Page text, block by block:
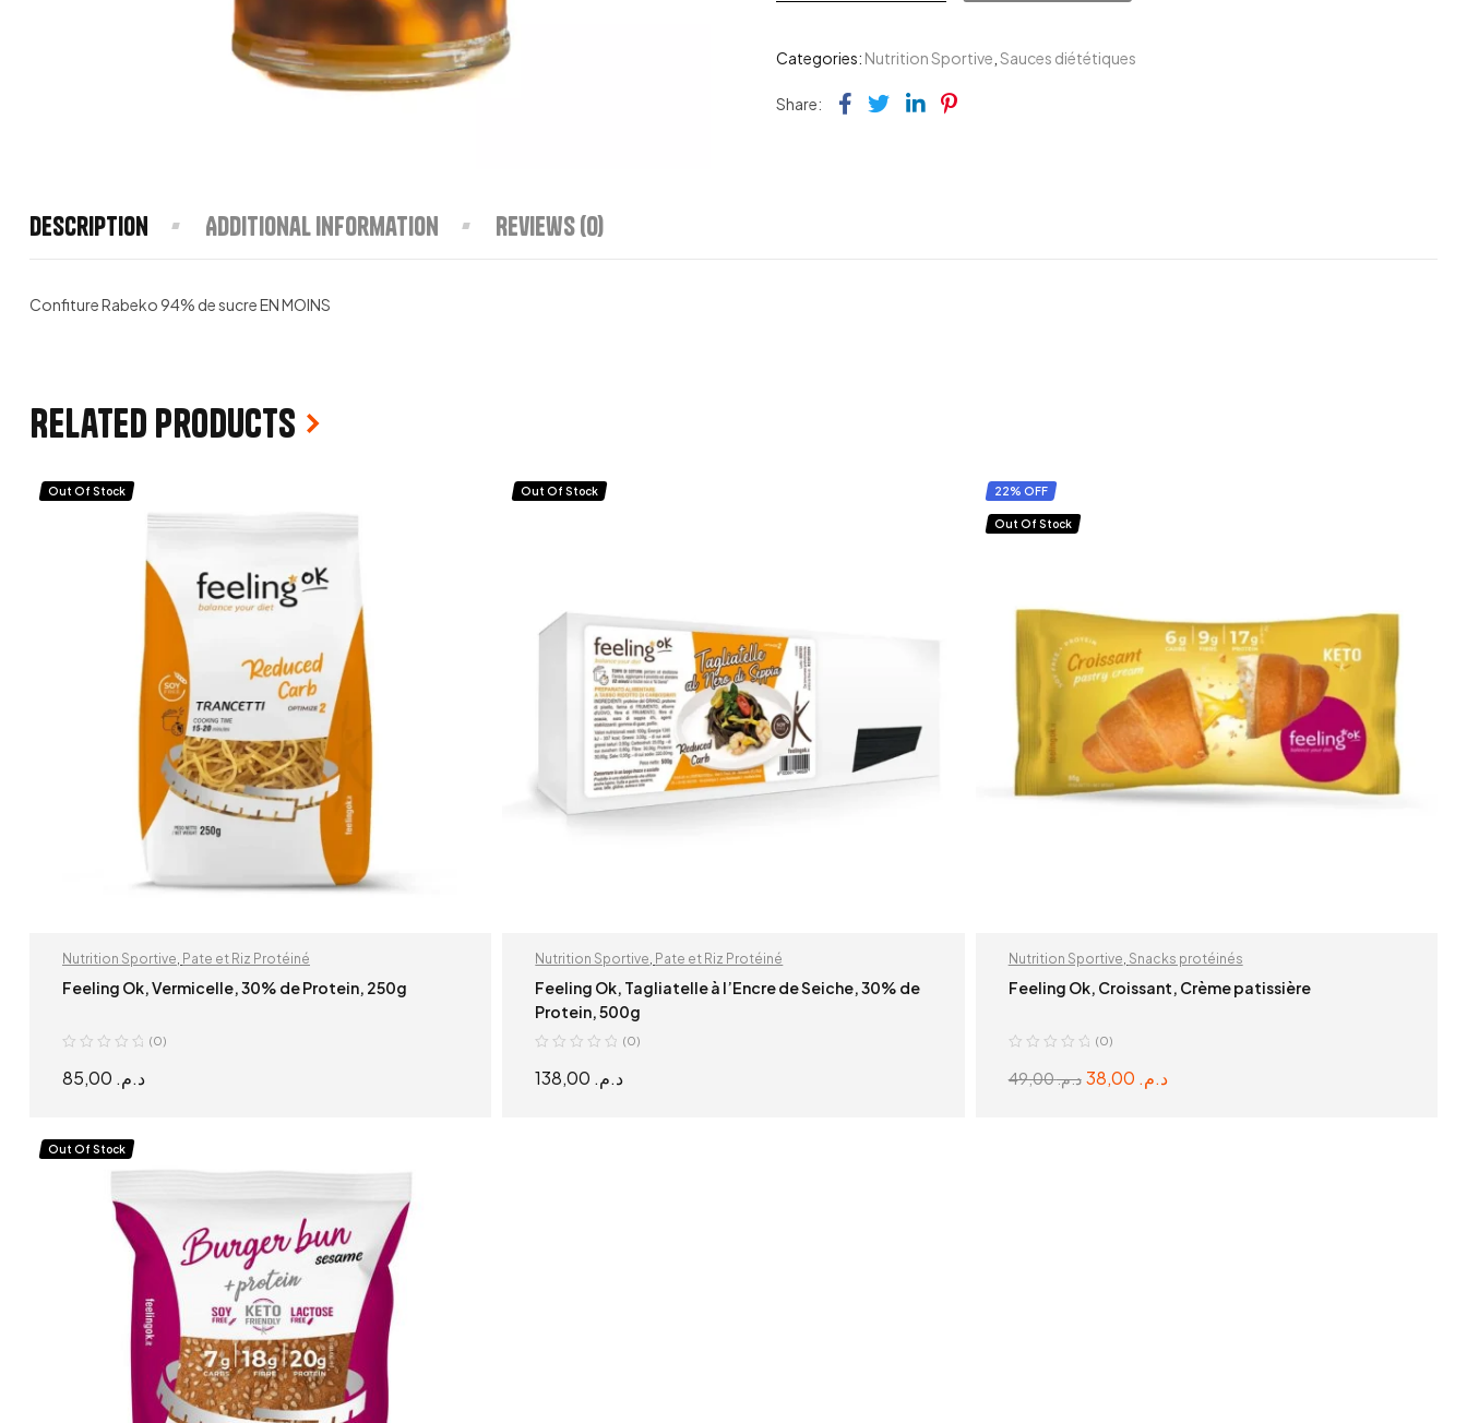
Categories: Nutrition Sportive Sauces diététiques
Share: Facebook
TwitterLinkedin
Pinterest
Description Additional information Reviews (0)
Confiture Rabeko 94% de sucre EN MOINS
Related products
Out Of Stock
Nutrition Sportive Pate et Riz Protéiné
Feeling Ok, Vermicelle, 30% de Protein, 250g
(0)
د.م.
Out Of Stock
Nutrition Sportive Pate et Riz Protéiné
Feeling Ok, Tagliatelle à l’Encre de Seiche, 30% de
Protein, 500g
(0)
د.م.
22% OFF
Out Of Stock
Nutrition Sportive Snacks protéinés
Feeling Ok, Croissant, Crème patissière
(0)
د.م.49,00 د.م.
Out Of Stock